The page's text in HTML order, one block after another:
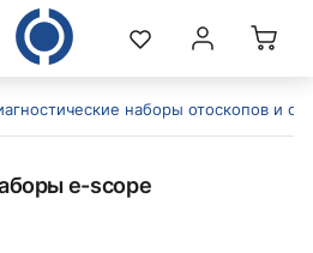
наборы отоскопов и
e-scope